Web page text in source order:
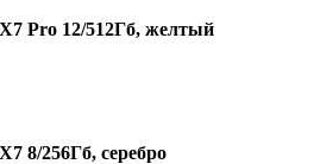
Pro 12/512Гб, желтый
8/256Гб, серебро